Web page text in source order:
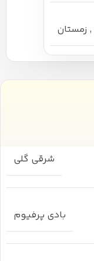
, زمستان
شرقی گلی
بادی پرفیوم